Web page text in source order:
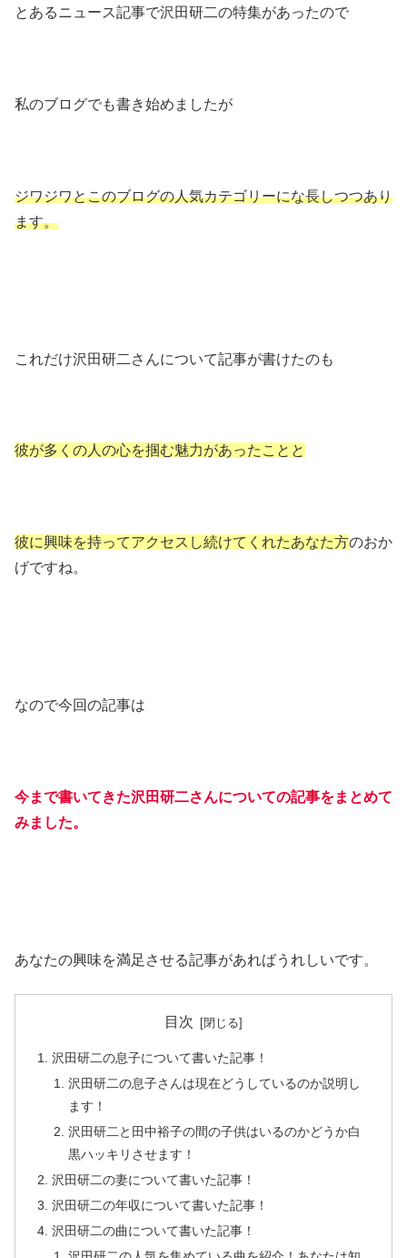
とあるニュース記事で沢田研二の特集があったので
私のブログでも書き始めましたが
ジワジワとこのブログの人気カテゴリーにな長しつつあり
ます。
これだけ沢田研二さんについて記事が書けたのも
彼が多くの人の心を掴む魅力があったことと
彼に興味を持ってアクセスし続けてくれたあなた方のおか
げですね。
なので今回の記事は
今まで書いてきた沢田研二さんについての記事をまとめて
みました。
あなたの興味を満足させる記事があればうれしいです。
目次
沢田研二の息子について書いた記事！
沢田研二の息子さんは現在どうしているのか説明し
ます！
沢田研二と田中裕子の間の子供はいるのかどうか白
黒ハッキリさせます！
沢田研二の妻について書いた記事！
沢田研二の年収について書いた記事！
沢田研二の曲について書いた記事！